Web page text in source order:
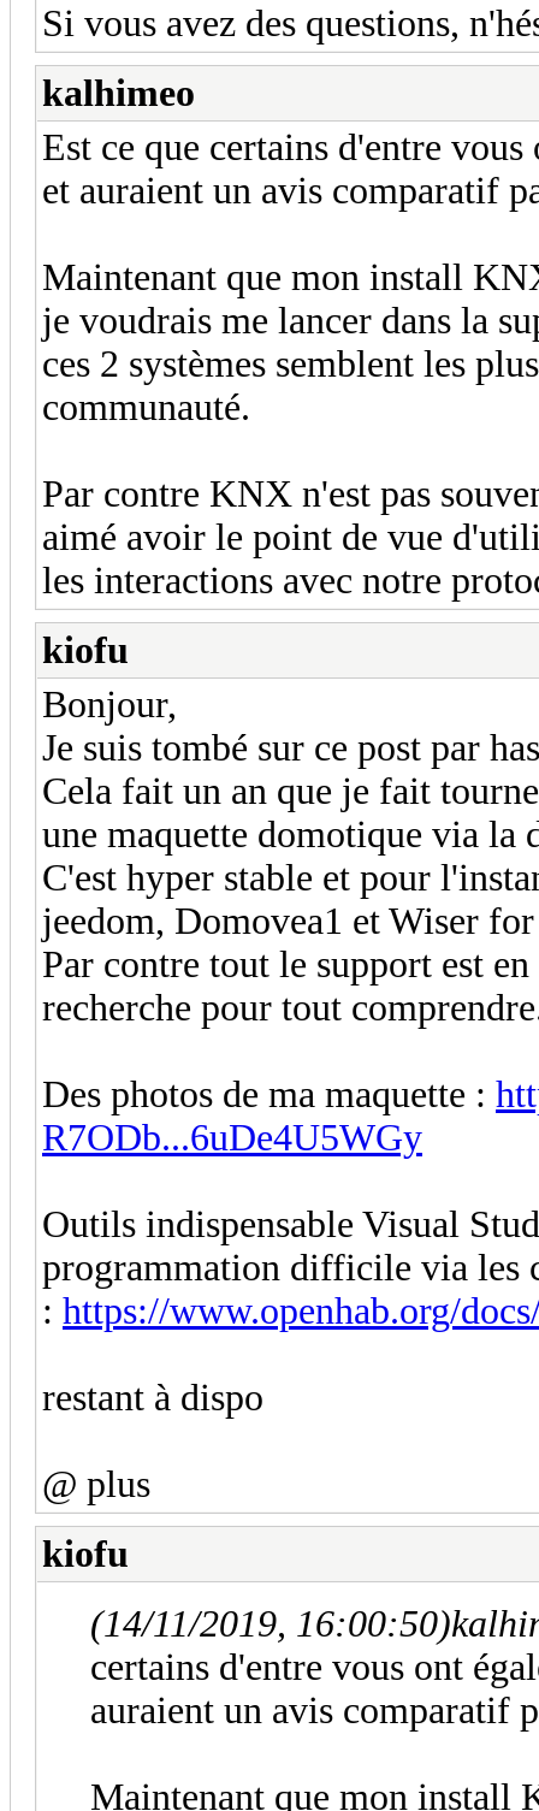
Si vous avez des questions,
kalhimeo
Est ce que certains d'entre
et auraient un avis comparatif
Maintenant que mon install
je voudrais me lancer dans la
ces 2 systèmes semblent les
communauté.
Par contre KNX n'est pas
aimé avoir le point de vue
les interactions avec notre
kiofu
Bonjour,
Je suis tombé sur ce post par
Cela fait un an que je fait
une maquette domotique via
C'est hyper stable et pour
jeedom, Domovea1 et Wiser
Par contre tout le support est
recherche pour tout
Des photos de ma maquette :
R7ODb...6uDe4U5WGy
Outils indispensable Visual
programmation difficile via les
: https://www.openhab.org/
restant à dispo
@ plus
kiofu
(14/11/2019, 16:00:50)
certains d'entre vous ont
auraient un avis comparatif
Maintenant que mon install